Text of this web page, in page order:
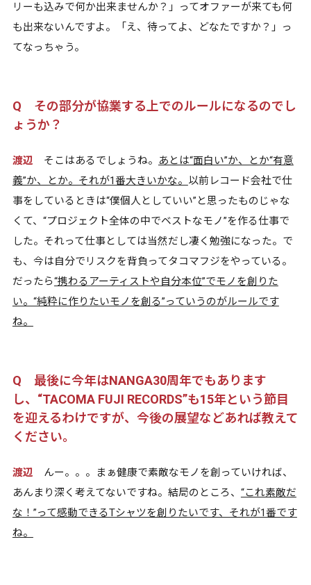
リーも込みで何か出来ませんか？」ってオファーが来ても何
も出来ないんですよ。「え、待ってよ、どなたですか？」っ
てなっちゃう。
Q その部分が協業する上でのルールになるのでし
ょうか？
渡辺 そこはあるでしょうね。
あとは“面白い”か、とか“有意
義”か、とか。それが1番大きいかな。 以前レコード会社で仕
事をしているときは“僕個人としていい”と思ったものじゃな
くて、“プロジェクト全体の中でベストなモノ”を作る仕事で
した。それって仕事としては当然だし凄く勉強になった。で
も、今は自分でリスクを背負ってタコマフジをやっている。
だったら“携わるアーティストや自分本位”でモノを創りた
い。“純粋に作りたいモノを創る”っていうのがルールです
ね。
Q 最後に今年はNANGA30周年でもあります
し、“TACOMA FUJI RECORDS”も15年という節目
を迎えるわけですが、今後の展望などあれば教えて
ください。
渡辺 んー。。。まぁ健康で素敵なモノを創っていければ、
あんまり深く考えてないですね。結局のところ、 “これ素敵だ
な！”って感動できるTシャツを創りたいです、それが1番です
ね。